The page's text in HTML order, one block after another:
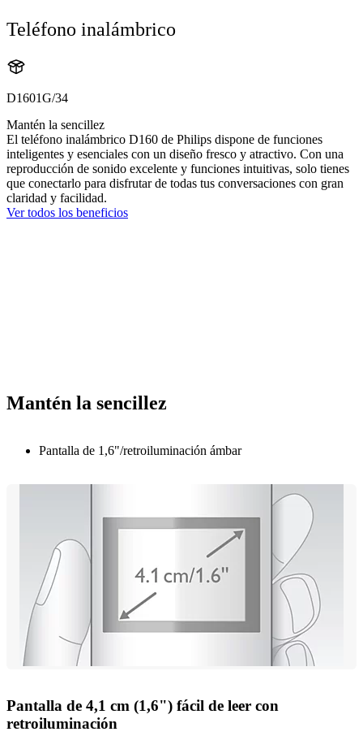
Teléfono inalámbrico
D1601G/34
Mantén la sencillez
El teléfono inalámbrico D160 de Philips dispone de funciones
inteligentes y esenciales con un diseño fresco y atractivo. Con una
reproducción de sonido excelente y funciones intuitivas, solo tienes
que conectarlo para disfrutar de todas tus conversaciones con gran
claridad y facilidad.
Ver todos los beneficios
Mantén la sencillez
Pantalla de 1,6"/retroiluminación ámbar
Pantalla de 4,1 cm (1,6") fácil de leer con
retroiluminación